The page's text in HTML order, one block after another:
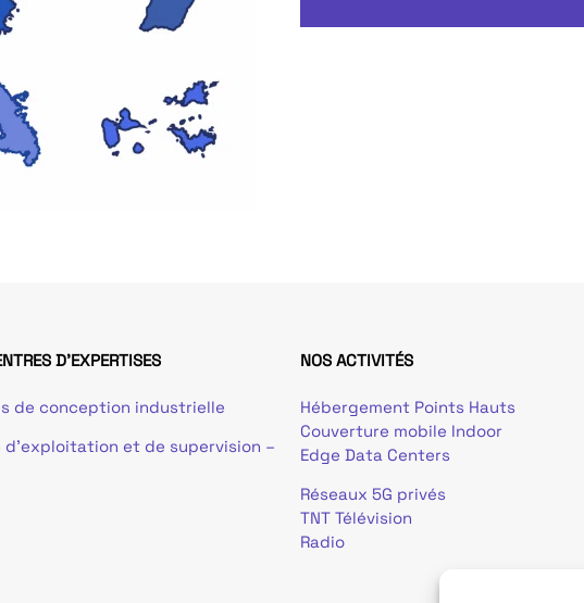
D'EXPERTISES
de conception industrielle
d’exploitation et de supervision –
NOS ACTIVITÉS
Hébergement Points Hauts
Couverture mobile Indoor
Edge Data Centers
Réseaux 5G privés
TNT Télévision
Radio